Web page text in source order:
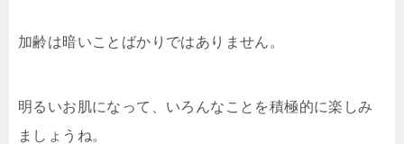
加齢は暗いことばかりではありません。
明るいお肌になって、いろんなことを積極的に楽しみ
ましょうね。